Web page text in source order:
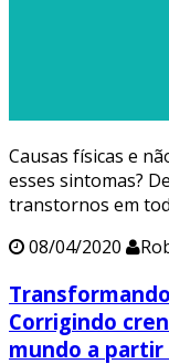
Causas físicas e
esses sintomas?
transtornos em
08/04/2020
Corrigindo
mundo a partir